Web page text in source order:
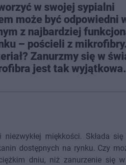
w swojej sypialni
może być odpowiedni
z najbardziej
– pościeli z mikrofibry.
Zanurzmy się w
jest tak wyjątkowa.
miękkości. Składa
dostępnych na rynku. Czy
dniu, niż zanurzenie się